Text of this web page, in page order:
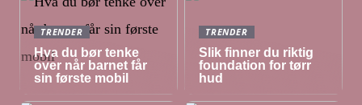
TRENDER
Hva du bør tenke
over når barnet får
sin første mobil
TRENDER
Slik finner du riktig
foundation for tørr
hud